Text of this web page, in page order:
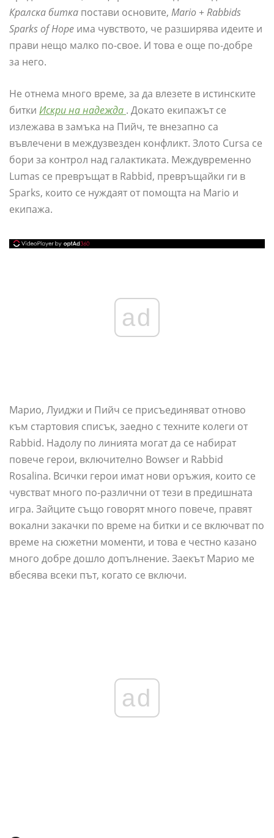
Кралска битка постави основите, Mario + Rabbids
Sparks of Hope има чувството, че разширява идеите и
прави нещо малко по-свое. И това е още по-добре
за него.
Не отнема много време, за да влезете в истинските
битки Искри на надежда . Докато екипажът се
излежава в замъка на Пийч, те внезапно са
въвлечени в междузвезден конфликт. Злото Cursa се
бори за контрол над галактиката. Междувременно
Lumas се превръщат в Rabbid, превръщайки ги в
Sparks, които се нуждаят от помощта на Mario и
екипажа.
ad
Марио, Луиджи и Пийч се присъединяват отново
към стартовия списък, заедно с техните колеги от
Rabbid. Надолу по линията могат да се набират
повече герои, включително Bowser и Rabbid
Rosalina. Всички герои имат нови оръжия, които се
чувстват много по-различни от тези в предишната
игра. Зайците също говорят много повече, правят
вокални закачки по време на битки и се включват по
време на сюжетни моменти, и това е честно казано
много добре дошло допълнение. Заекът Марио ме
вбесява всеки път, когато се включи.
ad